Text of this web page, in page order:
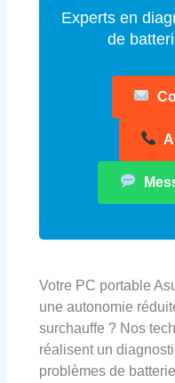
Experts en
de
Votre PC portable
une autonomie
surchauffe ? Nos
réalisent un
problèmes de